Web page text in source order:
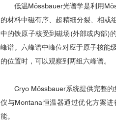
低温Mössbauer光谱学是利用
的材料中磁有序、超精细分裂、相或
中的铁原子核受到磁场(外部或内部)
峰谱。六峰谱中峰位对应于原子核能
的位置时，可以观察到两组六峰谱。
Cryo Mössbauer系统提供完整
仪与Montana恒温器通过优化方案
能。